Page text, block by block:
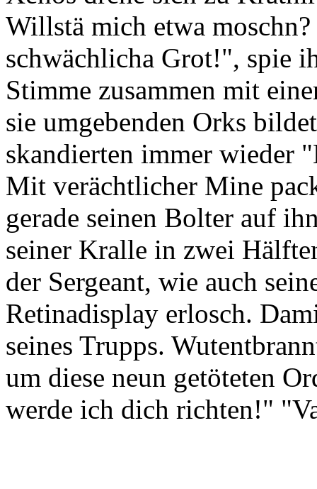
Willstä mich etwa
schwächlicha Grot!", spie
Stimme zusammen mit
sie umgebenden Orks
skandierten immer wieder
Mit verächtlicher Mine
gerade seinen Bolter auf
seiner Kralle in zwei
der Sergeant, wie auch
Retinadisplay erlosch.
seines Trupps.
um diese neun getöteten
werde ich dich richten!"